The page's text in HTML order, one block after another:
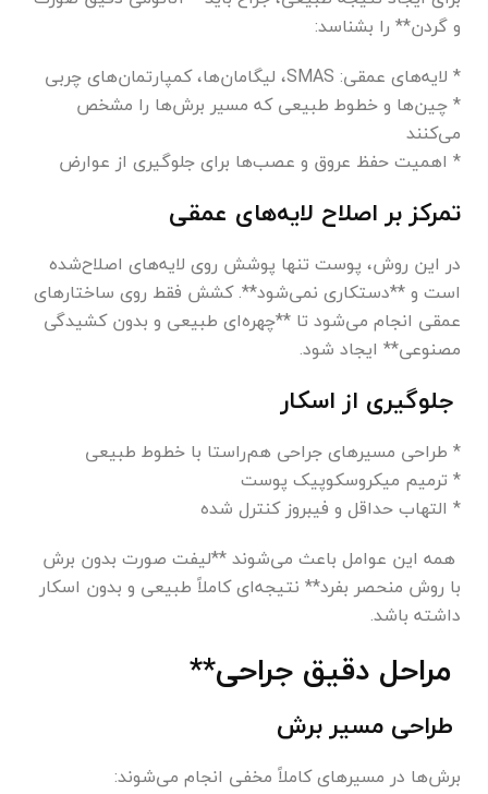
و گردن** را بشناسد:
* لایه‌های عمقی: SMAS، لیگامان‌ها، کمپارتمان‌های چربی
* چین‌ها و خطوط طبیعی که مسیر برش‌ها را مشخص
می‌کنند
* اهمیت حفظ عروق و عصب‌ها برای جلوگیری از عوارض
تمرکز بر اصلاح لایه‌های عمقی
در این روش، پوست تنها پوشش روی لایه‌های اصلاح‌شده
است و **دستکاری نمی‌شود**. کشش فقط روی ساختارهای
عمقی انجام می‌شود تا **چهره‌ای طبیعی و بدون کشیدگی
مصنوعی** ایجاد شود.
جلوگیری از اسکار
* طراحی مسیرهای جراحی هم‌راستا با خطوط طبیعی
* ترمیم میکروسکوپیک پوست
* التهاب حداقل و فیبروز کنترل شده
همه این عوامل باعث می‌شوند **لیفت صورت بدون برش
با روش منحصر بفرد** نتیجه‌ای کاملاً طبیعی و بدون اسکار
داشته باشد.
مراحل دقیق جراحی**
طراحی مسیر برش
برش‌ها در مسیرهای کاملاً مخفی انجام می‌شوند: